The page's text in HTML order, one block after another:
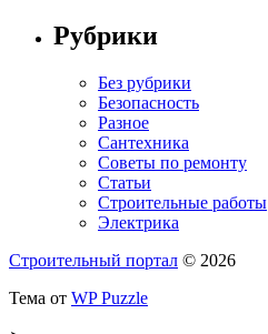
Рубрики
Без рубрики
Безопасность
Разное
Сантехника
Советы по ремонту
Статьи
Строительные работы
Электрика
Строительный портал © 2026
Тема от WP Puzzle